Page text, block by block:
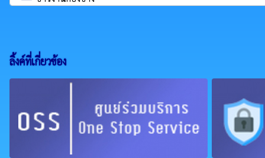
ลิ้งค์ที่เกี่ยวข้อง